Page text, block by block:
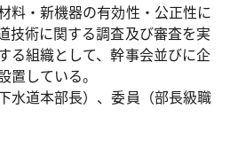
料・新機器の有効性・公正性に
技術に関する調査及び審査を実
る組織として、幹事会並びに企
置している。
水道本部長）、委員（部長級職